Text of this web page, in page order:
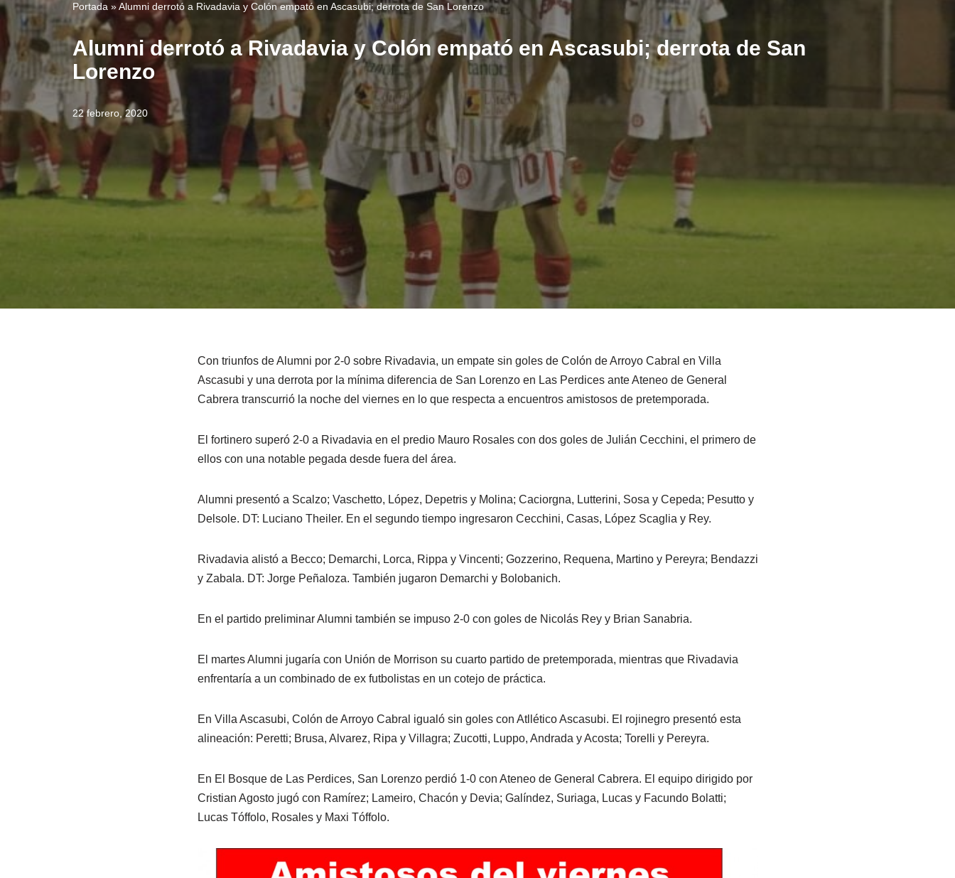
Portada »Alumni derrotó a Rivadavia y Colón empató en Ascasubi; derrota de San Lorenzo
Alumni derrotó a Rivadavia y Colón empató en Ascasubi; derrota de San
Lorenzo
22 febrero, 2020
Con triunfos de Alumni por 2-0 sobre Rivadavia, un empate sin goles de Colón de Arroyo Cabral en Villa
Ascasubi y una derrota por la mínima diferencia de San Lorenzo en Las Perdices ante Ateneo de General
Cabrera transcurrió la noche del viernes en lo que respecta a encuentros amistosos de pretemporada.
El fortinero superó 2-0 a Rivadavia en el predio Mauro Rosales con dos goles de Julián Cecchini, el primero de
ellos con una notable pegada desde fuera del área.
Alumni presentó a Scalzo; Vaschetto, López, Depetris y Molina; Caciorgna, Lutterini, Sosa y Cepeda; Pesutto y
Delsole. DT: Luciano Theiler. En el segundo tiempo ingresaron Cecchini, Casas, López Scaglia y Rey.
Rivadavia alistó a Becco; Demarchi, Lorca, Rippa y Vincenti; Gozzerino, Requena, Martino y Pereyra; Bendazzi
y Zabala. DT: Jorge Peñaloza. También jugaron Demarchi y Bolobanich.
En el partido preliminar Alumni también se impuso 2-0 con goles de Nicolás Rey y Brian Sanabria.
El martes Alumni jugaría con Unión de Morrison su cuarto partido de pretemporada, mientras que Rivadavia
enfrentaría a un combinado de ex futbolistas en un cotejo de práctica.
En Villa Ascasubi, Colón de Arroyo Cabral igualó sin goles con Atllético Ascasubi. El rojinegro presentó esta
alineación: Peretti; Brusa, Alvarez, Ripa y Villagra; Zucotti, Luppo, Andrada y Acosta; Torelli y Pereyra.
En El Bosque de Las Perdices, San Lorenzo perdió 1-0 con Ateneo de General Cabrera. El equipo dirigido por
Cristian Agosto jugó con Ramírez; Lameiro, Chacón y Devia; Galíndez, Suriaga, Lucas y Facundo Bolatti;
Lucas Tóffolo, Rosales y Maxi Tóffolo.